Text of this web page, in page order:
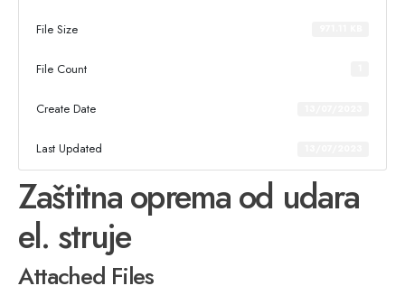
File Size
File Count
Create Date
Last Updated
Zaštitna oprema od udara
el. struje
Attached Files